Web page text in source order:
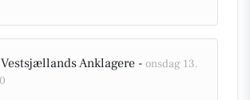
Anklagere - onsdag 13.